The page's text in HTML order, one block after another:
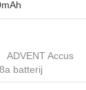
ADVENT Accus
batterij